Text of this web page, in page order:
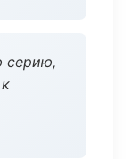
серию,